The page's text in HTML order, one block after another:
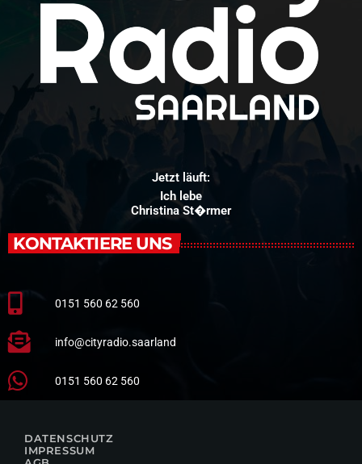
Jetzt läuft:
Ich lebe
Christina St�rmer
KONTAKTIERE UNS
0151 560 62 560
info@cityradio.saarland
0151 560 62 560
DATENSCHUTZ
IMPRESSUM